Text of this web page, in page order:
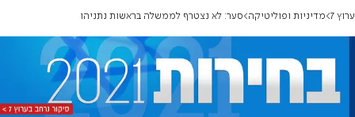
ערוץ 7 מדיניות ופוליטיקה סער: לא נצטרף לממשלה בראשות נתניהו